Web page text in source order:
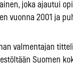
joka ajautui
vuonna 2001 ja
valmentajan
Suomen